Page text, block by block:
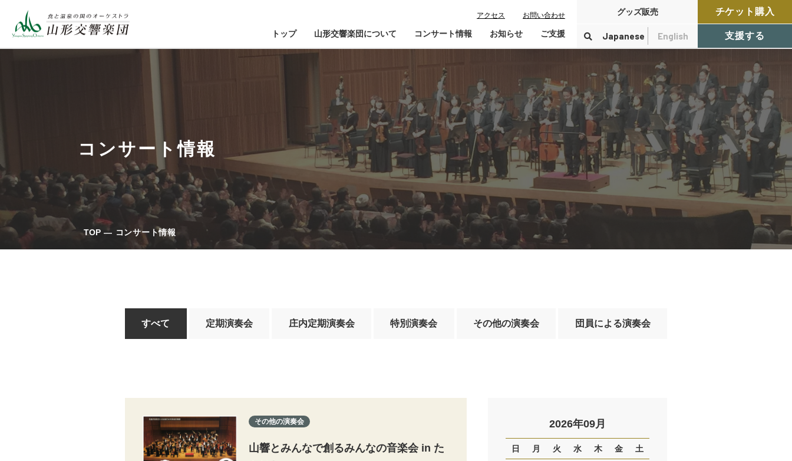
アクセス お問い合わせ
トップ 山形交響楽団について
山響が目指すもの
指揮者・楽団員紹介
山響アマデウスコア
山響の教育・地域交流
動画で見る山響
団体情報
コンサート情報
チケット購入ガイド
鑑賞会員入会
定期演奏会アーカイブ
お知らせ ご支援
寄付控除について
グッズ販売
Japanese English
チケット購入
支援する
コンサート情報
TOP コンサート情報
すべて 定期演奏会 庄内定期演奏会 特別演奏会 その他の演奏会 団員による演奏会
その他の演奏会
山響とみんなで創るみんなの音楽会 in た
2026年09月
日 月 火 水 木 金 土